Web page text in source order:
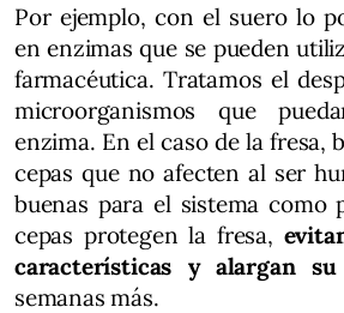
Por ejemplo, con el suero lo
en enzimas que se pueden
farmacéutica. Tratamos el
microorganismos que
enzima. En el caso de la fresa,
cepas que no afecten al ser
buenas para el sistema como
cepas protegen la fresa,
características y alargan
semanas más.